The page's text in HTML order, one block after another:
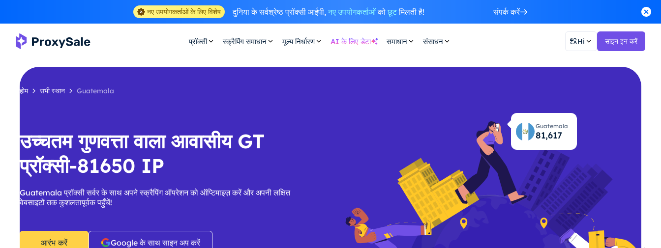
नए उपयोगकर्ताओं के लिए विशेष दुनिया के सर्वश्रेष्ठ प्रॉक्सी आईपी, नए उपयोगकर्ताओंको छूटमिलती है! संपर्क करें
प्रॉक्सी स्क्रैपिंग समाधान मूल्य निर्धारण AI के लिए डेटा समाधान संसाधन Hi साइन इन करें
होम सभी स्थान Guatemala
उच्चतम गुणवत्ता वाला आवासीय GT
प्रॉक्सी-81650 IP
Guatemala प्रॉक्सी सर्वर के साथ अपने स्क्रैपिंग ऑपरेशन को ऑप्टिमाइज़ करें और अपनी लक्षित
वेबसाइटों तक कुशलतापूर्वक पहुँचें!
आरंभ करें Google के साथ साइन अप करें
Guatemala
81,650